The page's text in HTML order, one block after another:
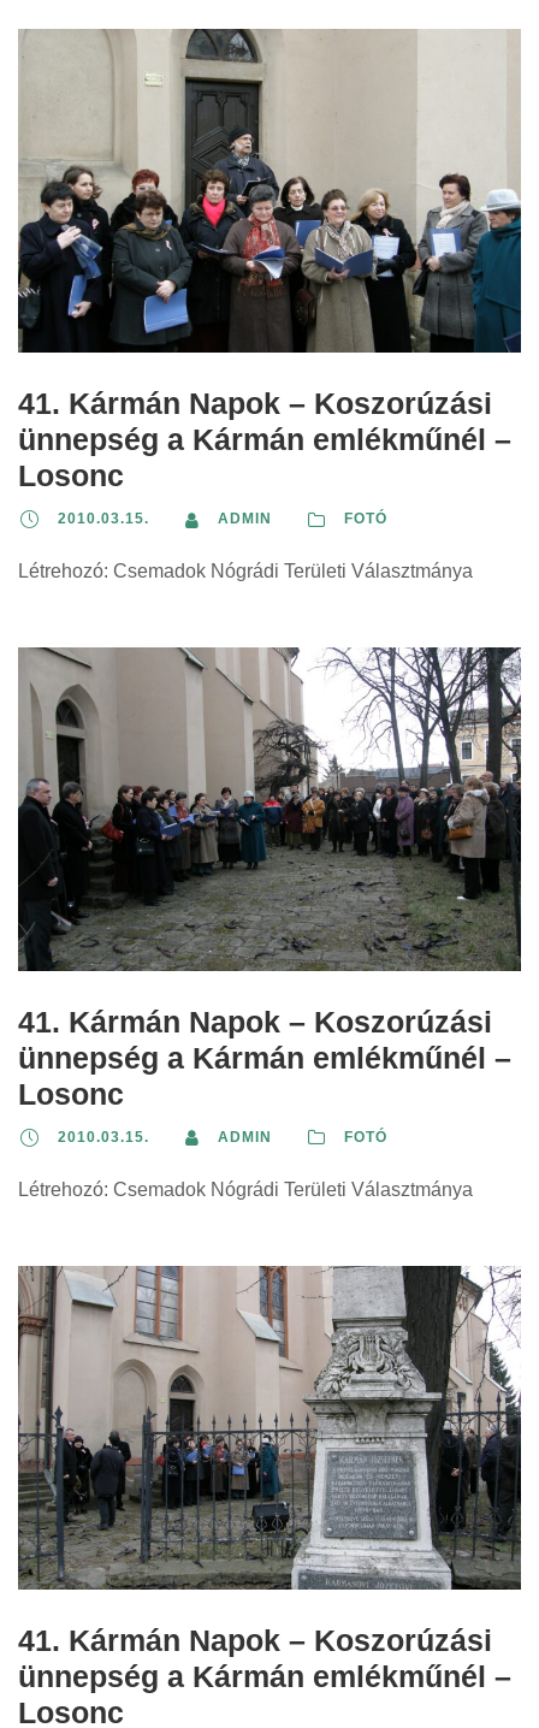
41. Kármán Napok – Koszorúzási
ünnepség a Kármán emlékműnél –
Losonc
2010.03.15. ADMIN FOTÓ
Létrehozó: Csemadok Nógrádi Területi Választmánya
41. Kármán Napok – Koszorúzási
ünnepség a Kármán emlékműnél –
Losonc
2010.03.15. ADMIN FOTÓ
Létrehozó: Csemadok Nógrádi Területi Választmánya
41. Kármán Napok – Koszorúzási
ünnepség a Kármán emlékműnél –
Losonc